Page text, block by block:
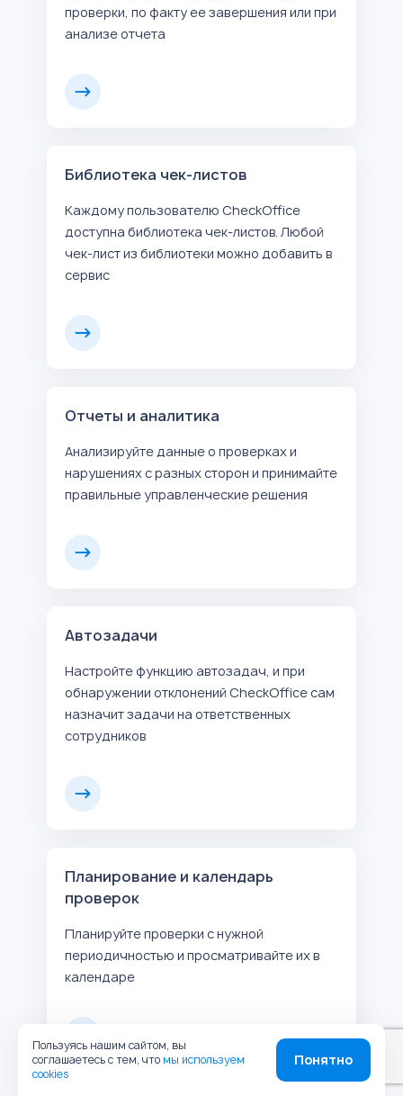
проверки, по факту ее завершения или при
анализе отчета
Библиотека чек-листов
Каждому пользователю CheckOffice
доступна библиотека чек-листов. Любой
чек-лист из библиотеки можно добавить в
сервис
Отчеты и аналитика
Анализируйте данные о проверках и
нарушениях с разных сторон и принимайте
правильные управленческие решения
Автозадачи
Настройте функцию автозадач, и при
обнаружении отклонений CheckOffice сам
назначит задачи на ответственных
сотрудников
Планирование и календарь
проверок
Планируйте проверки с нужной
периодичностью и просматривайте их в
календаре
Пользуясь нашим сайтом, вы
соглашаетесь с тем, что мы используем
cookies
Понятно